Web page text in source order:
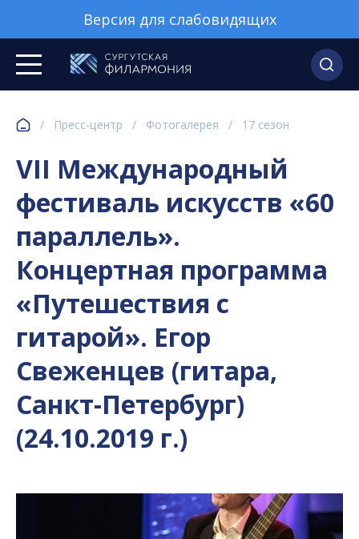
Версия для слабовидящих
/ Пресс-центр / Фотогалерея / 17 сезон
VII Международный
фестиваль искусств «60
параллель».
Концертная программа
«Путешествия с
гитарой». Егор
Свеженцев (гитара,
Санкт-Петербург)
(24.10.2019 г.)